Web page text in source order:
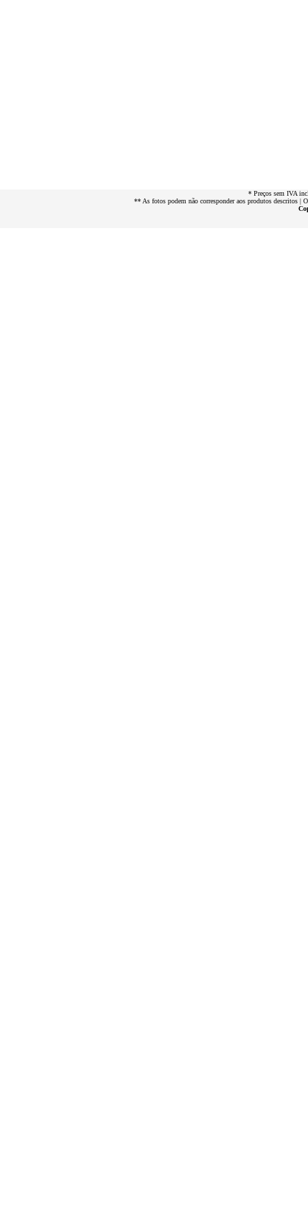
* Preços sem IVA
** As fotos podem não corresponder aos produtos descritos |